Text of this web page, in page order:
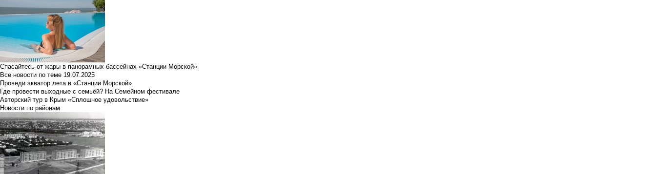
Спасайтесь от жары в панорамных бассейнах «Станции Морской»
Все новости по теме 19.07.2025
Проведи экватор лета в «Станции Морской»
Где провести выходные с семьёй? На Семейном фестивале
Авторский тур в Крым «Сплошное удовольствие»
Новости по районам